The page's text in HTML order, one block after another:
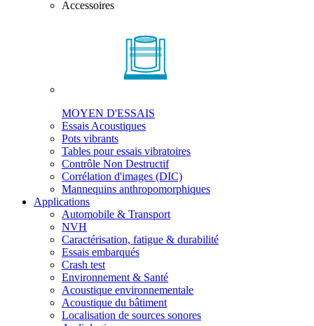
Accessoires
MOYEN D'ESSAIS
Essais Acoustiques
Pots vibrants
Tables pour essais vibratoires
Contrôle Non Destructif
Corrélation d'images (DIC)
Mannequins anthropomorphiques
Applications
Automobile & Transport
NVH
Caractérisation, fatigue & durabilité
Essais embarqués
Crash test
Environnement & Santé
Acoustique environnementale
Acoustique du bâtiment
Localisation de sources sonores